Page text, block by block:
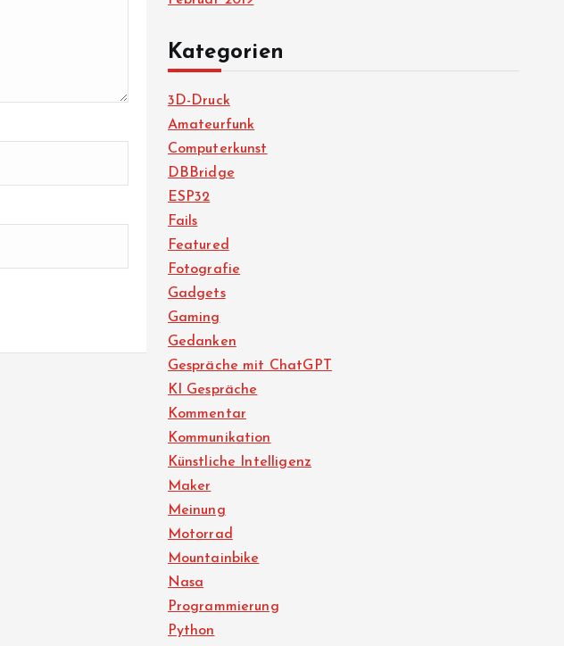
Kategorien
3D-Druck
Amateurfunk
Computerkunst
DBBridge
ESP32
Fails
Featured
Fotografie
Gadgets
Gaming
Gedanken
Gespräche mit ChatGPT
KI Gespräche
Kommentar
Kommunikation
Künstliche Intelligenz
Maker
Meinung
Motorrad
Mountainbike
Nasa
Programmierung
Python